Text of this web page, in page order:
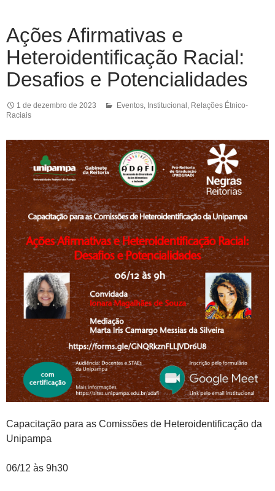
Ações Afirmativas e
Heteroidentificação Racial:
Desafios e Potencialidades
1 de dezembro de 2023 Eventos, Institucional, Relações Étnico-
Raciais
Capacitação para as Comissões de Heteroidentificação da
Unipampa
06/12 às 9h30